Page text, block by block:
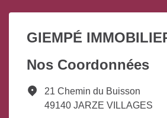
GIEMPÉ
Nos Coordonnées
21 Chemin du Buisson
49140 JARZE VILLAGES